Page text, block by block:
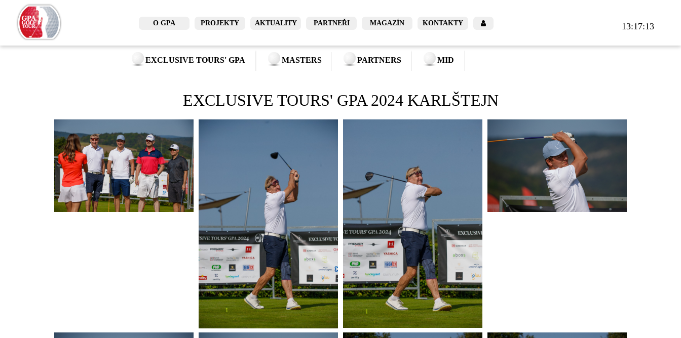
13:17:16
O GPA PROJEKTY AKTUALITY PARTNEŘI MAGAZÍN KONTAKTY
EXCLUSIVE TOURS' GPA MASTERS PARTNERS MID
EXCLUSIVE TOURS' GPA 2024 KARLŠTEJN